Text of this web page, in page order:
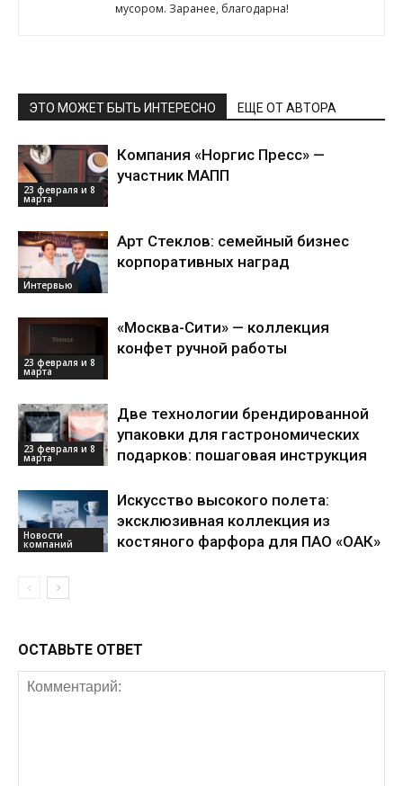
мусором. Заранее, благодарна!
ЭТО МОЖЕТ БЫТЬ ИНТЕРЕСНО ЕЩЕ ОТ АВТОРА
23 февраля и 8
марта
Компания «Норгис Пресс» —
участник МАПП
Интервью
Арт Стеклов: семейный бизнес
корпоративных наград
23 февраля и 8
марта
«Москва-Сити» — коллекция
конфет ручной работы
23 февраля и 8
марта
Две технологии брендированной
упаковки для гастрономических
подарков: пошаговая инструкция
Новости
компаний
Искусство высокого полета:
эксклюзивная коллекция из
костяного фарфора для ПАО «ОАК»
ОСТАВЬТЕ ОТВЕТ